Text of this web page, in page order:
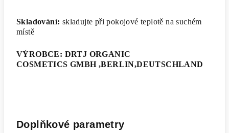
Skladování: skladujte při pokojové teplotě na suchém
místě
VÝROBCE: DRTJ ORGANIC
COSMETICS GMBH ,BERLIN,DEUTSCHLAND
Doplňkové parametry